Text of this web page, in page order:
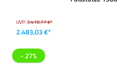
UVP:3.410,77 €*
2.483,03 €*
- 27%